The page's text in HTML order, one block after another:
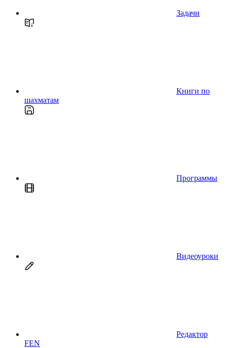
Задачи
Книги по
шахматам
Программы
Видеоуроки
Редактор
FEN